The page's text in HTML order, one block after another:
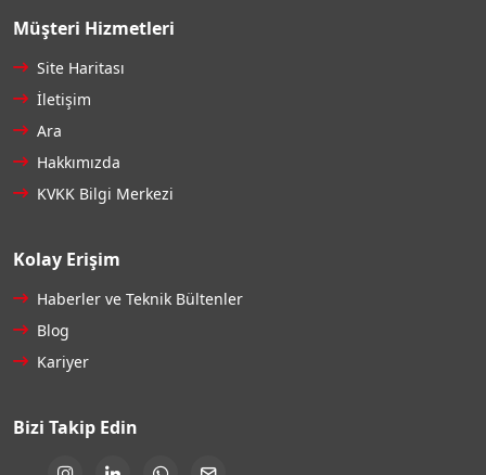
Müşteri Hizmetleri
Site Haritası
İletişim
Ara
Hakkımızda
KVKK Bilgi Merkezi
Kolay Erişim
Haberler ve Teknik Bültenler
Blog
Kariyer
Bizi Takip Edin